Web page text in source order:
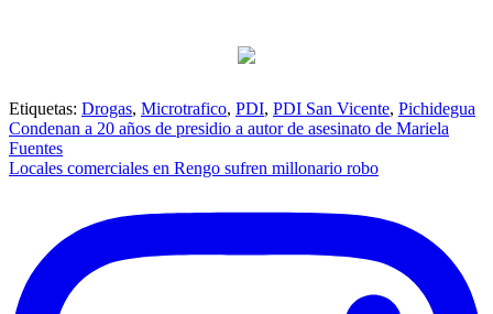
Etiquetas: Drogas, Microtrafico, PDI, PDI San Vicente, Pichidegua
Navegación
de
Condenan a 20 años de presidio a autor de asesinato de Mariela
Fuentes
Locales comerciales en Rengo sufren millonario robo